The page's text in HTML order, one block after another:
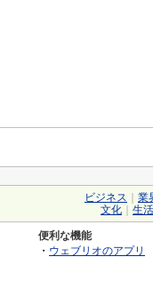
ビジネス 業
文化
生活
便利な機能
・ ウェブリオのアプリ